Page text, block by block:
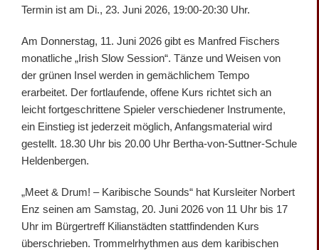
Termin ist am Di., 23. Juni 2026, 19:00-20:30 Uhr.
Am Donnerstag, 11. Juni 2026 gibt es Manfred Fischers
monatliche „Irish Slow Session“. Tänze und Weisen von
der grünen Insel werden in gemächlichem Tempo
erarbeitet. Der fortlaufende, offene Kurs richtet sich an
leicht fortgeschrittene Spieler verschiedener Instrumente,
ein Einstieg ist jederzeit möglich, Anfangsmaterial wird
gestellt. 18.30 Uhr bis 20.00 Uhr Bertha-von-Suttner-Schule
Heldenbergen.
„Meet & Drum! – Karibische Sounds“ hat Kursleiter Norbert
Enz seinen am Samstag, 20. Juni 2026 von 11 Uhr bis 17
Uhr im Bürgertreff Kilianstädten stattfindenden Kurs
überschrieben. Trommelrhythmen aus dem karibischen